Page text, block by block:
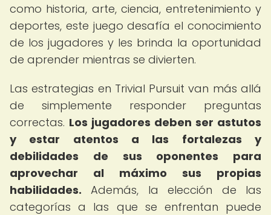
como historia, arte, ciencia, entretenimiento y
deportes, este juego desafía el conocimiento
de los jugadores y les brinda la oportunidad
de aprender mientras se divierten.
Las estrategias en Trivial Pursuit van más allá
de simplemente responder preguntas
correctas. Los jugadores deben ser astutos
y estar atentos a las fortalezas y
debilidades de sus oponentes para
aprovechar al máximo sus propias
habilidades. Además, la elección de las
categorías a las que se enfrentan puede